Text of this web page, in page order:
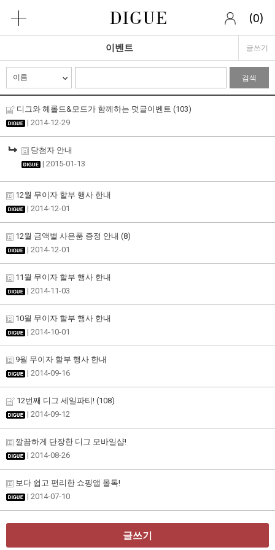
(0)
이벤트 글쓰기
검색
디그와 헤롤드&모드가 함께하는 덧글이벤트 (103)
| 2014-12-29
당첨자 안내
| 2015-01-13
12월 무이자 할부 행사 한내
| 2014-12-01
12월 금액별 사은품 증정 안내 (8)
| 2014-12-01
11월 무이자 할부 행사 한내
| 2014-11-03
10월 무이자 할부 행사 한내
| 2014-10-01
9월 무이자 할부 행사 한내
| 2014-09-16
12번째 디그 세일파티! (108)
| 2014-09-12
깔끔하게 단장한 디그 모바일샵!
| 2014-08-26
보다 쉽고 편리한 쇼핑앱 몰톡!
| 2014-07-10
글쓰기